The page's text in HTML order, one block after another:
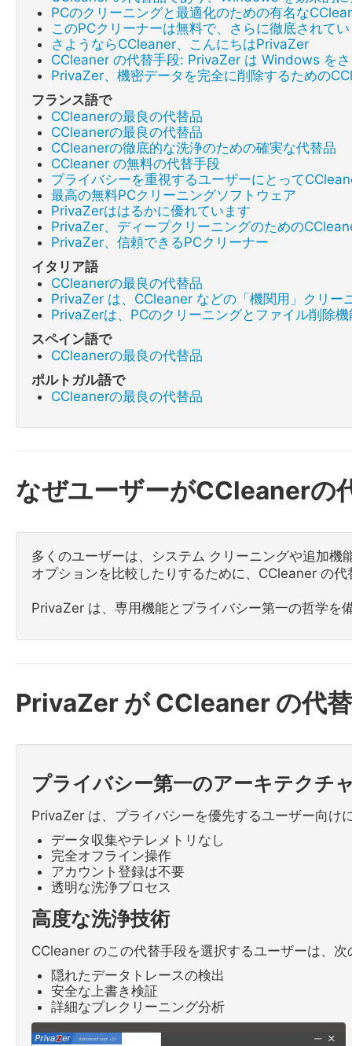
PCのクリーニングと最適化のための有名な
このPCクリーナーは無料で、さらに徹底されて
さようならCCleaner、こんにちはPrivaZer
CCleaner の代替手段: PrivaZer は Windows を
PrivaZer、機密データを完全に削除するための
フランス語で
CCleanerの最良の代替品
CCleanerの最良の代替品
CCleanerの徹底的な洗浄のための確実な代替品
CCleaner の無料の代替手段
プライバシーを重視するユーザーにとって
最高の無料PCクリーニングソフトウェア
PrivaZerははるかに優れています
PrivaZer、ディープクリーニングのための
PrivaZer、信頼できるPCクリーナー
イタリア語
CCleanerの最良の代替品
PrivaZer は、CCleaner などの「機関用」クリー
PrivaZerは、PCのクリーニングとファイル削除
スペイン語で
CCleanerの最良の代替品
ポルトガル語で
CCleanerの最良の代替品
なぜユーザーがCCleanerの
多くのユーザーは、システム クリーニングや追加
オプションを比較したりするために、CCleaner の
PrivaZer は、専用機能とプライバシー第一の哲学
PrivaZer が CCleaner の代
プライバシー第一のアーキテクチ
PrivaZer は、プライバシーを優先するユーザー向け
データ収集やテレメトリなし
完全オフライン操作
アカウント登録は不要
透明な洗浄プロセス
高度な洗浄技術
CCleaner のこの代替手段を選択するユーザーは、
隠れたデータトレースの検出
安全な上書き検証
詳細なプレクリーニング分析